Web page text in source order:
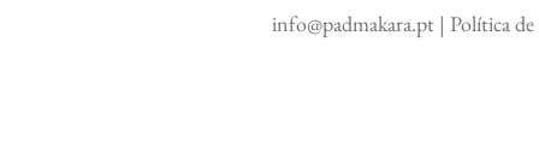
info@padmakara.pt | Política